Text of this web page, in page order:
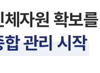
자원 확보
관리 시작